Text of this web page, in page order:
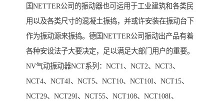
国NETTER公司的振动器也可运用于工业建筑和各类民
用以及各类尺寸的混凝土振捣，并或许安装在振动台下
作为振动源来振捣。德国NETTER公司振动出产品有着
各种安设法子大要决定，足以满足大部门用户的重要。
NV气动振动器NCT系列：NCT1、NCT2、NCT3、
NCT4、NCT4I、NCT5、NCT10、NCT10I、NCT15、
NCT29、NCT29I、NCT55、NCT108、NCT108I、